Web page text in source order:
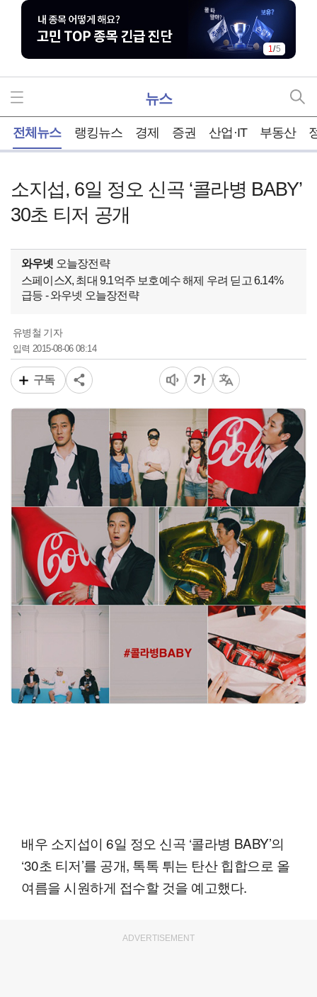
1/5
뉴스
전체뉴스 랭킹뉴스 경제 증권 산업·IT 부동산
소지섭, 6일 정오 신곡 ‘콜라병 BABY’
30초 티저 공개
와우넷 오늘장전략
스페이스X, 최대 9.1억주 보호예수 해제 우려 딛고 6.14%
급등 - 와우넷 오늘장전략
유병철 기자
입력2015-08-06 08:14
구독
배우 소지섭이 6일 정오 신곡 ‘콜라병 BABY’의
‘30초 티저’를 공개, 톡톡 튀는 탄산 힙합으로 올
여름을 시원하게 접수할 것을 예고했다.
ADVERTISEMENT